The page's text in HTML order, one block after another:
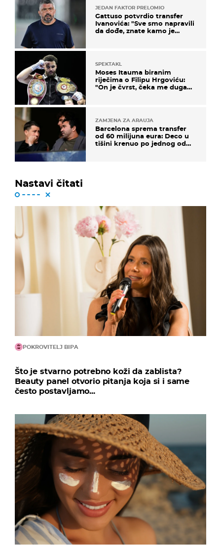
JEDAN FAKTOR PRELOMIO
Gattuso potvrdio transfer
Ivanovića: "Sve smo napravili
da dođe, znate kamo je
SPEKTAKL
Moses Itauma biranim
riječima o Filipu Hrgoviću:
"On je čvrst, čeka me duga
ZAMJENA ZA ARAUJA
Barcelona sprema transfer
od 60 milijuna eura: Deco u
tišini krenuo po jednog od
Nastavi čitati
POKROVITELJ BIPA
Što je stvarno potrebno koži da zablista?
Beauty panel otvorio pitanja koja si i same
često postavljamo...